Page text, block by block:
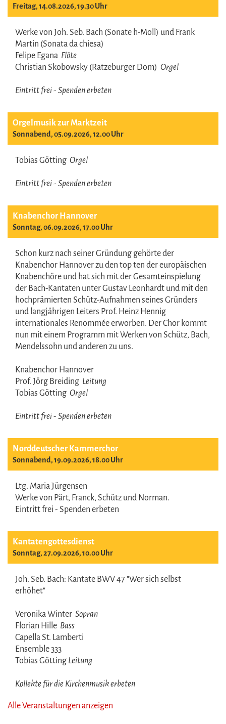
Freitag, 14.08.2026, 19.30 Uhr
Werke von Joh. Seb. Bach (Sonate h-Moll) und Frank
Martin (Sonata da chiesa)
Felipe Egana Flöte
Christian Skobowsky (Ratzeburger Dom) Orgel
Eintritt frei - Spenden erbeten
Orgelmusik zur Marktzeit
Sonnabend, 05.09.2026, 12.00 Uhr
Tobias Götting Orgel
Eintritt frei - Spenden erbeten
Knabenchor Hannover
Sonntag, 06.09.2026, 17.00 Uhr
Schon kurz nach seiner Gründung gehörte der
Knabenchor Hannover zu den top ten der europäischen
Knabenchöre und hat sich mit der Gesamteinspielung
der Bach-Kantaten unter Gustav Leonhardt und mit den
hochprämierten Schütz-Aufnahmen seines Gründers
und langjährigen Leiters Prof. Heinz Hennig
internationales Renommée erworben. Der Chor kommt
nun mit einem Programm mit Werken von Schütz, Bach,
Mendelssohn und anderen zu uns.
Knabenchor Hannover
Prof. Jörg Breiding Leitung
Tobias Götting Orgel
Eintritt frei - Spenden erbeten
Norddeutscher Kammerchor
Sonnabend, 19.09.2026, 18.00 Uhr
Ltg. Maria Jürgensen
Werke von Pärt, Franck, Schütz und Norman.
Eintritt frei - Spenden erbeten
Kantatengottesdienst
Sonntag, 27.09.2026, 10.00 Uhr
Joh. Seb. Bach: Kantate BWV 47 "Wer sich selbst
erhöhet"
Veronika Winter Sopran
Florian Hille Bass
Capella St. Lamberti
Ensemble 333
Tobias Götting Leitung
Kollekte für die Kirchenmusik erbeten
Alle Veranstaltungen anzeigen